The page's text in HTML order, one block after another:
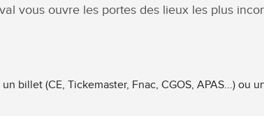
vous ouvre les portes des lieux les plus
billet (CE, Tickemaster, Fnac, CGOS, APAS...) ou